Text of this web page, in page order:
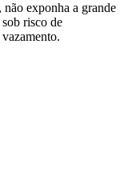
exponha a grande
risco de